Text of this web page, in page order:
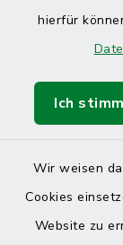
hierfür
Ich
Wir weisen
Cookies
Website zu